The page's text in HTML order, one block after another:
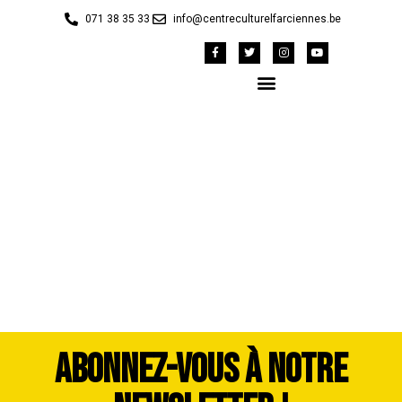
071 38 35 33 info@centreculturelfarciennes.be
ABONNEZ-VOUS À NOTRE